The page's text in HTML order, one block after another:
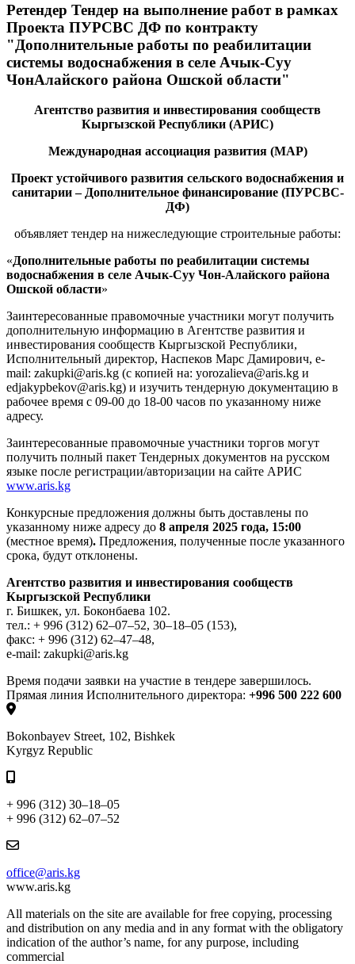
Ретендер Тендер на выполнение работ в рамках
Проекта ПУРСВС ДФ по контракту
"Дополнительные работы по реабилитации
системы водоснабжения в селе Ачык-Суу
ЧонАлайского района Ошской области"
Агентство развития и инвестирования сообществ
Кыргызской Республики (АРИС)
Международная ассоциация развития (МАР)
Проект устойчивого развития сельского водоснабжения и
санитарии – Дополнительное финансирование (ПУРСВС-
ДФ)
объявляет тендер на нижеследующие строительные работы:
«Дополнительные работы по реабилитации системы
водоснабжения в селе Ачык-Суу Чон-Алайского района
Ошской области»
Заинтересованные правомочные участники могут получить
дополнительную информацию в Агентстве развития и
инвестирования сообществ Кыргызской Республики,
Исполнительный директор, Наспеков Марс Дамирович, e-
mail: zakupki@aris.kg (с копией на: yorozalieva@aris.kg и
edjakypbekov@aris.kg) и изучить тендерную документацию в
рабочее время с 09-00 до 18-00 часов по указанному ниже
адресу.
Заинтересованные правомочные участники торгов могут
получить полный пакет Тендерных документов на русском
языке после регистрации/авторизации на сайте АРИС
www.aris.kg
Конкурсные предложения должны быть доставлены по
указанному ниже адресу до 8 апреля 2025 года, 15:00
(местное время). Предложения, полученные после указанного
срока, будут отклонены.
Агентство развития и инвестирования сообществ
Кыргызской Республики
г. Бишкек, ул. Боконбаева 102.
тел.: + 996 (312) 62–07–52, 30–18–05 (153),
факс: + 996 (312) 62–47–48,
e-mail: zakupki@aris.kg
Время подачи заявки на участие в тендере завершилось.
Прямая линия Исполнительного директора: +996 500 222 600
Bokonbayev Street, 102, Bishkek
Kyrgyz Republic
+ 996 (312) 30–18–05
+ 996 (312) 62–07–52
office@aris.kg
www.aris.kg
All materials on the site are available for free copying, processing
and distribution on any media and in any format with the obligatory
indication of the author’s name, for any purpose, including
commercial